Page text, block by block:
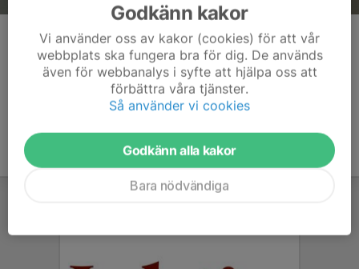
Kommentarer
Godkänn kakor
Vi använder oss av kakor (cookies) för att vår
webbplats ska fungera bra för dig. De används
även för webbanalys i syfte att hjälpa oss att
förbättra våra tjänster.
Så använder vi cookies
Godkänn alla kakor
Bara nödvändiga